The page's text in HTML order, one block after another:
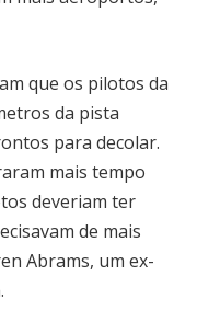
que os pilotos da
da pista
para decolar.
mais tempo
deveriam ter
de mais
Abrams, um ex-